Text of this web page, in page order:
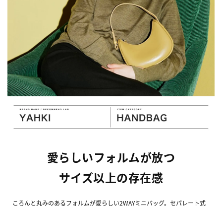
愛らしいフォルムが放つ
サイズ以上の存在感
ころんと丸みのあるフォルムが愛らしい2WAYミニバッグ。セパレート式